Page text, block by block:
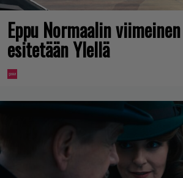
Eppu Normaalin
esitetään Ylellä